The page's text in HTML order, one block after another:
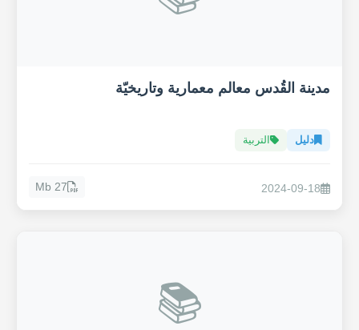
مدينة القُدس معالم معمارية وتاريخيّة
دليل التربية
2024-09-18
27 Mb
📚